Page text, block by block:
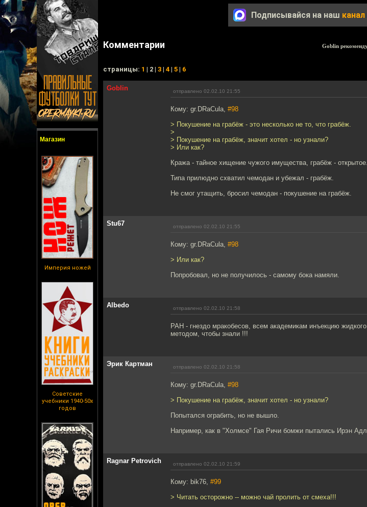
Магазин
Империя ножей
Советские
учебники 1940-50х
годов
Подписывайся на наш канал
Комментарии Goblin
cтраницы: 1 | 2 | 3 | 4 | 5 | 6
Goblin отправлено 02.02.10 21:55
Кому: gr.DRaCula, #98
> Покушение на грабёж - это несколько не то, что грабёж.
>
> Покушение на грабёж, значит хотел - но узнали?
> Или как?
Кража - тайное хищение чужого имущества, грабёж - открытое.
Типа прилюдно схватил чемодан и убежал - грабёж.
Не смог утащить, бросил чемодан - покушение на грабёж.
Stu67 отправлено 02.02.10 21:55
Кому: gr.DRaCula, #98
> Или как?
Попробовал, но не получилось - самому бока намяли.
Albedo отправлено 02.02.10 21:58
РАН - гнездо мракобесов, всем академикам инъекцию
методом, чтобы знали !!!
Эрик Картман отправлено 02.02.10 21:58
Кому: gr.DRaCula, #98
> Покушение на грабёж, значит хотел - но узнали?
Попытался ограбить, но не вышло.
Например, как в "Холмсе" Гая Ричи бомжи пытались Ирэн
Ragnar Petrovich отправлено 02.02.10 21:59
Кому: bik76, #99
> Читать осторожно -- можно чай пролить от смеха!!!